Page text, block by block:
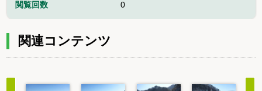
閲覧回数 0
関連コンテンツ